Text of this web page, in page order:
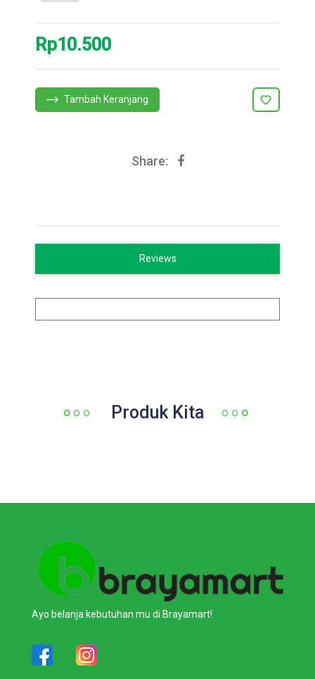
Rp10.500
Tambah Keranjang
Share:
Reviews
Produk Kita
Ayo belanja kebutuhan mu di Brayamart!